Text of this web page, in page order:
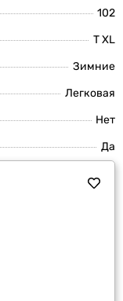
102
T XL
Зимние
Легковая
Нет
Да